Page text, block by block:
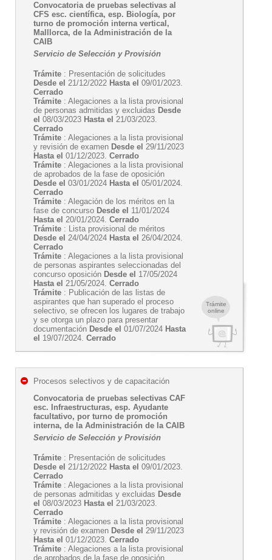
Trámite
online
Convocatoria de pruebas selectivas al
CFS esc. científica, esp. Biología, por
turno de promoción interna vertical,
Malllorca, de la Administración de la
CAIB
Servicio de Selección y Provisión
Trámite : Presentación de solicitudes
Desde el 21/12/2022 Hasta el 09/01/2023.
Cerrado
Trámite : Alegaciones a la lista provisional
de personas admitidas y excluidas Desde
el 08/03/2023 Hasta el 21/03/2023.
Cerrado
Trámite : Alegaciones a la lista provisional
y revisión de examen Desde el 29/11/2023
Hasta el 01/12/2023. Cerrado
Trámite : Alegaciones a la lista provisional
de aprobados de la fase de oposición
Desde el 03/01/2024 Hasta el 05/01/2024.
Cerrado
Trámite : Alegación de los méritos en la
fase de concurso Desde el 11/01/2024
Hasta el 20/01/2024. Cerrado
Trámite : Lista provisional de méritos
Desde el 24/04/2024 Hasta el 26/04/2024.
Cerrado
Trámite : Alegaciones a la lista provisional
de personas aspirantes seleccionadas del
concurso oposición Desde el 17/05/2024
Hasta el 21/05/2024. Cerrado
Trámite : Publicación de las listas de
aspirantes que han superado el proceso
selectivo, se ofrecen los lugares de trabajo
y se otorga un plazo para presentar
documentación Desde el 01/07/2024 Hasta
el 19/07/2024. Cerrado
Procesos selectivos y de capacitación
Convocatoria de pruebas selectivas CAF
esc. Infraestructuras, esp. Ayudante
facultativo, por turno de promoción
interna, de la Administración de la CAIB
Servicio de Selección y Provisión
Trámite : Presentación de solicitudes
Desde el 21/12/2022 Hasta el 09/01/2023.
Cerrado
Trámite : Alegaciones a la lista provisional
de personas admitidas y excluidas Desde
el 08/03/2023 Hasta el 21/03/2023.
Cerrado
Trámite : Alegaciones a la lista provisional
y revisión de examen Desde el 29/11/2023
Hasta el 01/12/2023. Cerrado
Trámite : Alegaciones a la lista provisional
de aprobados de la fase de oposición